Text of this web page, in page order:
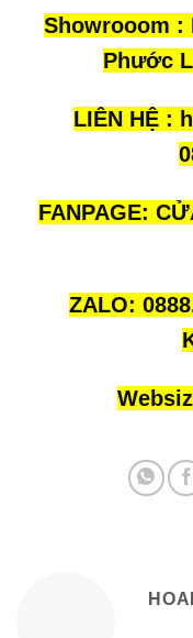
Showrooom :
Phước
LIÊN HỆ :
FANPAGE:
ZALO: